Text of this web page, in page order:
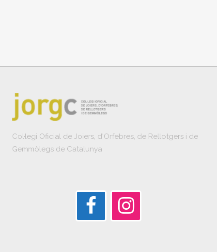
Col·legi Oficial de Joiers, d'Orfebres, de Rellotgers i de
Gemmòlegs de Catalunya